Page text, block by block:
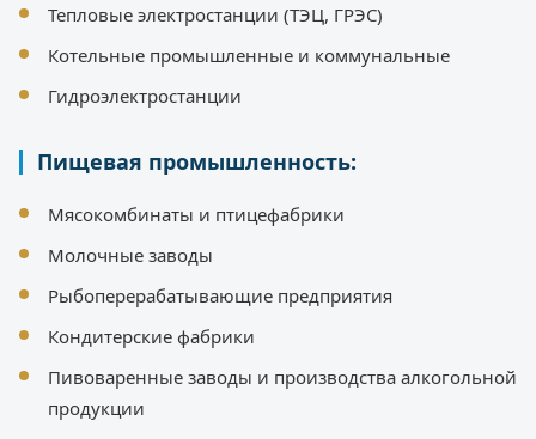
Тепловые электростанции (ТЭЦ, ГРЭС)
Котельные промышленные и коммунальные
Гидроэлектростанции
Пищевая промышленность:
Мясокомбинаты и птицефабрики
Молочные заводы
Рыбоперерабатывающие предприятия
Кондитерские фабрики
Пивоваренные заводы и производства алкогольной
продукции